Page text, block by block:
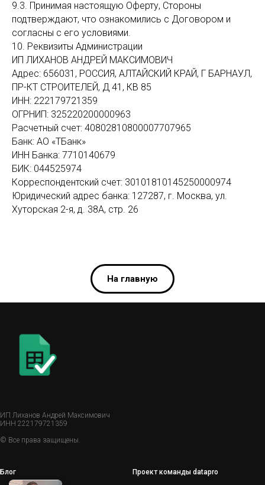
9.3. Принимая настоящую Оферту, Стороны
подтверждают, что ознакомились с Договором и
согласны с его условиями.
10. Реквизиты Администрации
ИП ЛИХАНОВ АНДРЕЙ МАКСИМОВИЧ
Адрес: 656031, РОССИЯ, АЛТАЙСКИЙ КРАЙ, Г БАРНАУЛ,
ПР-КТ СТРОИТЕЛЕЙ, Д 41, КВ 85
ИНН: 222179721359
ОГРНИП: 325220200000963
Расчетный счет: 40802810800007707965
Банк: АО «ТБанк»
ИНН Банка: 7710140679
БИК: 044525974
Корреспондентский счет: 30101810145250000974
Юридический адрес банка: 127287, г. Москва, ул.
Хуторская 2-я, д. 38А, стр. 26
На главную
ИП Лиханов Андрей Максимович
ИНН 222179721359
© Все права защищены.
Блог Проект команды datapro